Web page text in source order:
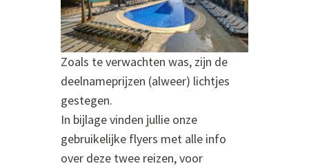
Zoals te verwachten was, zijn de
deelnameprijzen (alweer) lichtjes
gestegen.
In bijlage vinden jullie onze
gebruikelijke flyers met alle info
over deze twee reizen, voor